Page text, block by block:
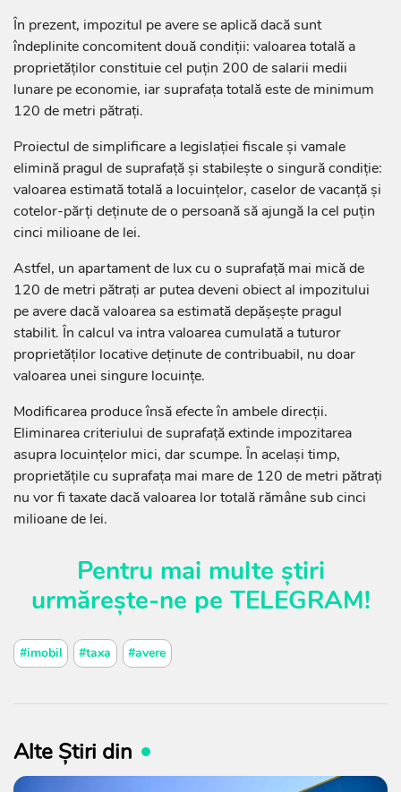
În prezent, impozitul pe avere se aplică dacă sunt
îndeplinite concomitent două condiții: valoarea totală a
proprietăților constituie cel puțin 200 de salarii medii
lunare pe economie, iar suprafața totală este de minimum
120 de metri pătrați.
Proiectul de simplificare a legislației fiscale și vamale
elimină pragul de suprafață și stabilește o singură condiție:
valoarea estimată totală a locuințelor, caselor de vacanță și
cotelor-părți deținute de o persoană să ajungă la cel puțin
cinci milioane de lei.
Astfel, un apartament de lux cu o suprafață mai mică de
120 de metri pătrați ar putea deveni obiect al impozitului
pe avere dacă valoarea sa estimată depășește pragul
stabilit. În calcul va intra valoarea cumulată a tuturor
proprietăților locative deținute de contribuabil, nu doar
valoarea unei singure locuințe.
Modificarea produce însă efecte în ambele direcții.
Eliminarea criteriului de suprafață extinde impozitarea
asupra locuințelor mici, dar scumpe. În același timp,
proprietățile cu suprafața mai mare de 120 de metri pătrați
nu vor fi taxate dacă valoarea lor totală rămâne sub cinci
milioane de lei.
Pentru mai multe știri
urmărește-ne pe TELEGRAM!
#imobil #taxa #avere
Alte Știri din